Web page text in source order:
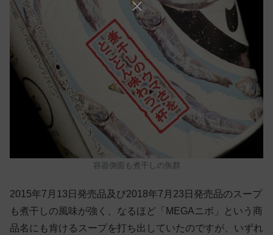
容器側面も煮干しの魚群
2015年7月13日発売品及び2018年7月23日発売品のスープ
も煮干しの風味が強く、なるほど「MEGAニボ」という商
品名にも肯けるスープを打ち出していたのですが、いずれ